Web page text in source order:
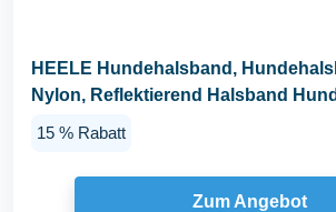
HEELE Hundehalsband,
Nylon, Reflektierend Halsband
15 % Rabatt
Zum Angebot